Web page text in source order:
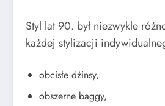
Styl lat 90. był niezwykle
każdej stylizacji
obcisłe dżinsy,
obszerne baggy,